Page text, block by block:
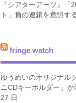
『シアターアーツ』「
ト」負の連鎖を危惧す
fringe watch
ゆうめいのオリジナル
ニCDキーホルダー」が
27 日